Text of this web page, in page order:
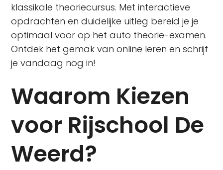
klassikale theoriecursus. Met interactieve
opdrachten en duidelijke uitleg bereid je je
optimaal voor op het auto theorie-examen.
Ontdek het gemak van online leren en schrijf
je vandaag nog in!
Waarom Kiezen
voor Rijschool De
Weerd?